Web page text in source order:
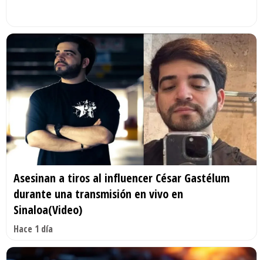
Asesinan a tiros al influencer César Gastélum
durante una transmisión en vivo en
Sinaloa(Video)
Hace 1 día